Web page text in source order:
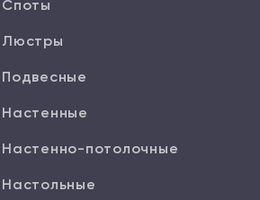
Споты
Люстры
Подвесные
Настенные
Настенно-потолочные
Настольные